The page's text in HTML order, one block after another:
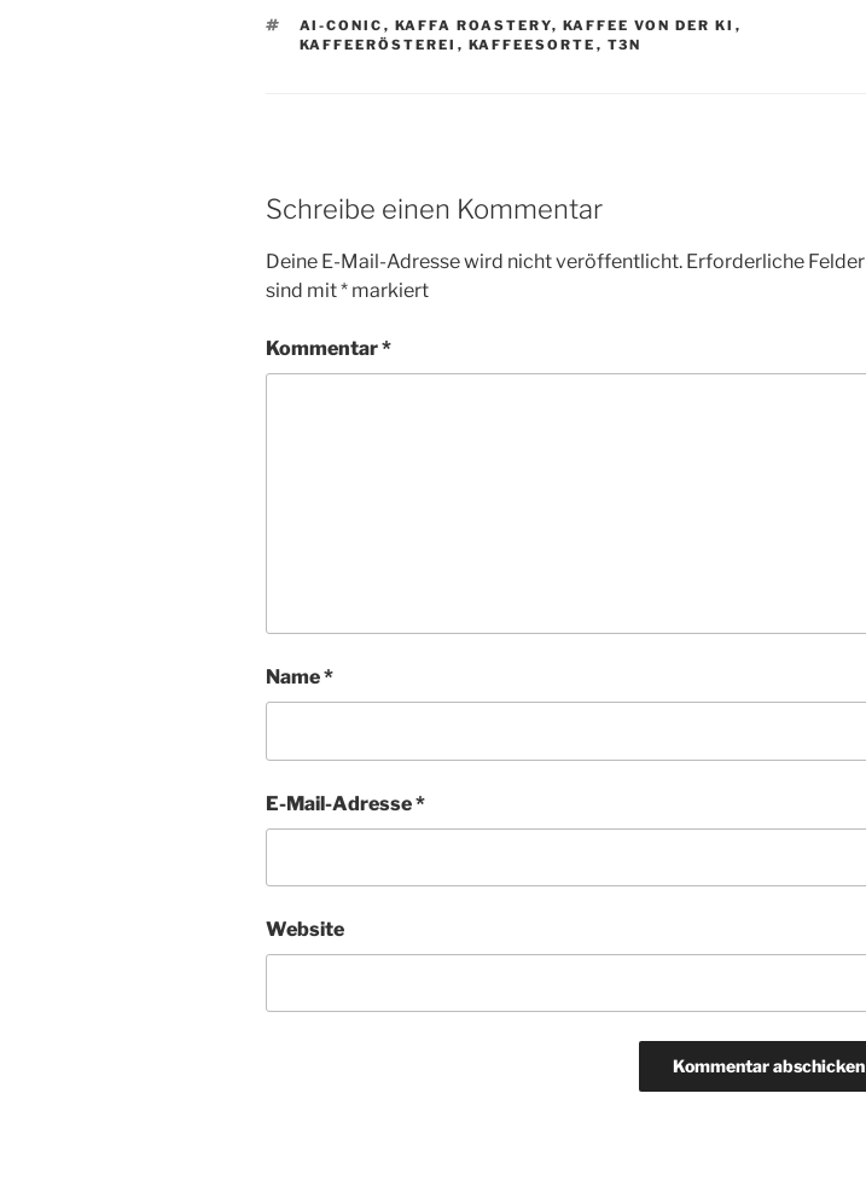
SCHLAGWÖRTER
AI-CONIC , KAFFA ROASTERY, KAFFEE VON DER KI ,
KAFFEERÖSTEREI , KAFFEESORTE , T3N
Schreibe einen Kommentar
Deine E-Mail-Adresse wird nicht veröffentlicht. Erforderliche Felder
sind mit* markiert
Kommentar*
Name*
E-Mail-Adresse*
Website